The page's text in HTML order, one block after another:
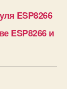
ESP8266
ESP8266 и